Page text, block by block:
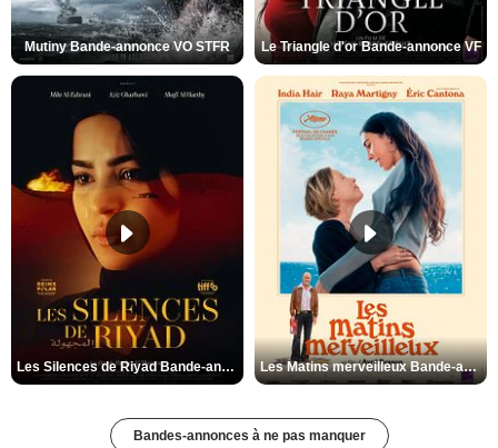
Mutiny Bande-annonce VO STFR Le Triangle d'or Bande-annonce VF
Les Silences de Riyad Bande-annonce VO STFR Les Matins merveilleux Bande-annonce VF
Bandes-annonces à ne pas manquer